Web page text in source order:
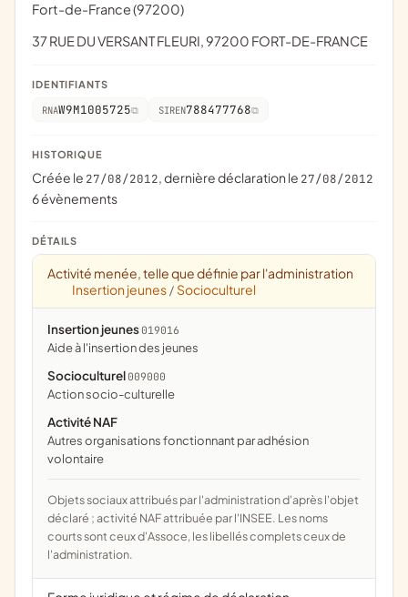
Fort-de-France (97200)
37 RUE DU VERSANT FLEURI, 97200 FORT-DE-FRANCE
IDENTIFIANTS
RNAW9M1005725 SIREN788477768
HISTORIQUE
Créée le 27/08/2012, dernière déclaration le 27/08/2012
6 évènements
DÉTAILS
Activité menée, telle que définie par l'administration
Insertion jeunes / Socioculturel
Insertion jeunes 019016
aide à l'insertion des jeunes
Socioculturel 009000
action socio-culturelle
Activité NAF
Autres organisations fonctionnant par adhésion
volontaire
Objets sociaux attribués par l'administration d'après l'objet
déclaré ; activité NAF attribuée par l'INSEE. Les noms
courts sont ceux d'Assoce, les libellés complets ceux de
l'administration.